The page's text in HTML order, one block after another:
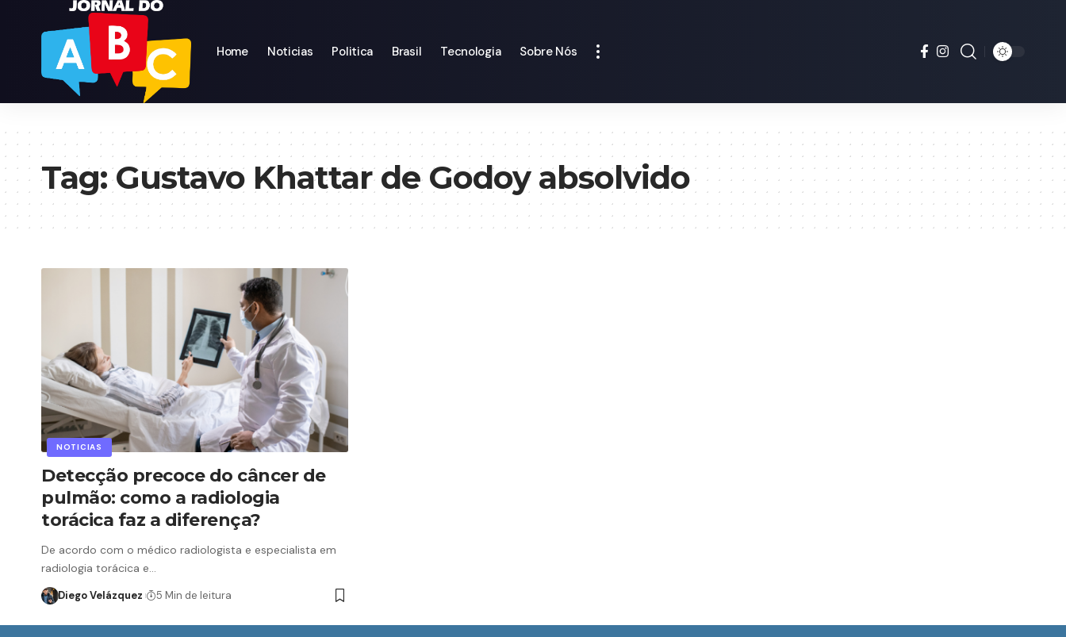
Home Noticias Politica Brasil Tecnologia Sobre Nós
Tag:Gustavo Khattar de Godoy absolvido
NOTICIAS
Detecção precoce do câncer de
pulmão: como a radiologia
torácica faz a diferença?
De acordo com o médico radiologista e especialista em
radiologia torácica e…
Diego Velázquez 5 Min de leitura